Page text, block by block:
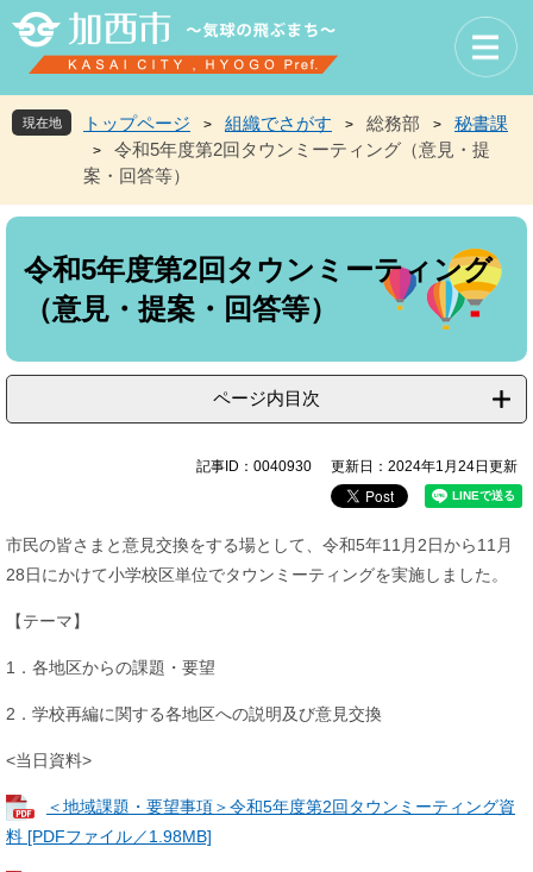
先
頭
を
飛
現在地 トップページ > 組織でさがす > 総務部 > 秘書課
>
令和5年度第2回タウンミーティング（意見・提
案・回答等）
本
令和5年度第2回タウンミーティング
（意見・提案・回答等）
ページ内目次
記事ID：0040930 更新日：2024年1月24日更新
市民の皆さまと意見交換をする場として、令和5年11月2日から11月
28日にかけて小学校区単位でタウンミーティングを実施しました。
【テーマ】
1．各地区からの課題・要望
2．学校再編に関する各地区への説明及び意見交換
<当日資料>
＜地域課題・要望事項＞令和5年度第2回タウンミーティング資
料 [PDFファイル／1.98MB]